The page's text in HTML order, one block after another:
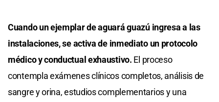
Cuando un ejemplar de aguará guazú ingresa a las
instalaciones, se activa de inmediato un protocolo
médico y conductual exhaustivo. El proceso
contempla exámenes clínicos completos, análisis de
sangre y orina, estudios complementarios y una